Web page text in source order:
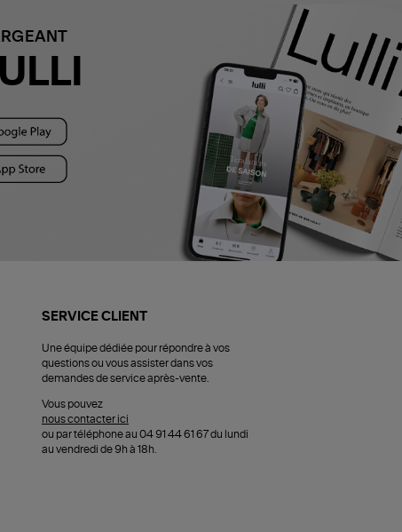
SERVICE CLIENT
Une équipe dédiée pour répondre à vos
questions ou vous assister dans vos
demandes de service après-vente.
Vous pouvez
nous contacter ici
ou par téléphone au 04 91 44 61 67 du lundi
au vendredi de 9h à 18h.